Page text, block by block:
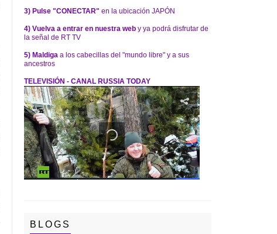
3) Pulse "CONECTAR" en la ubicación JAPÓN
4) Vuelva a entrar en nuestra web y ya podrá disfrutar de
la señal de RT TV
5) Maldiga a los cabecillas del "mundo libre" y a sus
ancestros
TELEVISIÓN - CANAL RUSSIA TODAY
BLOGS